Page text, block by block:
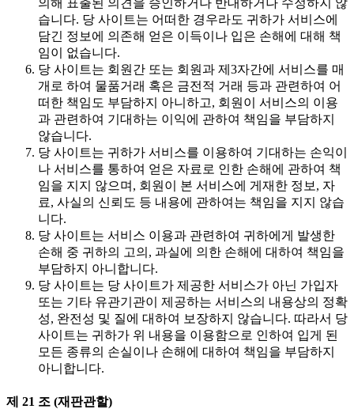
습니다. 당 사이트는 어떠한 경우라도 귀하가 서비스에
담긴 정보에 의존해 얻은 이득이나 입은 손해에 대해 책
임이 없습니다.
당 사이트는 회원간 또는 회원과 제3자간에 서비스를 매
개로 하여 물품거래 혹은 금전적 거래 등과 관련하여 어
떠한 책임도 부담하지 아니하고, 회원이 서비스의 이용
과 관련하여 기대하는 이익에 관하여 책임을 부담하지
않습니다.
당 사이트는 귀하가 서비스를 이용하여 기대하는 손익이
나 서비스를 통하여 얻은 자료로 인한 손해에 관하여 책
임을 지지 않으며, 회원이 본 서비스에 게재한 정보, 자
료, 사실의 신뢰도 등 내용에 관하여는 책임을 지지 않습
니다.
당 사이트는 서비스 이용과 관련하여 귀하에게 발생한
손해 중 귀하의 고의, 과실에 의한 손해에 대하여 책임을
부담하지 아니합니다.
당 사이트는 당 사이트가 제공한 서비스가 아닌 가입자
또는 기타 유관기관이 제공하는 서비스의 내용상의 정확
성, 완전성 및 질에 대하여 보장하지 않습니다. 따라서 당
사이트는 귀하가 위 내용을 이용함으로 인하여 입게 된
모든 종류의 손실이나 손해에 대하여 책임을 부담하지
아니합니다.
제 21 조 (재판관할)